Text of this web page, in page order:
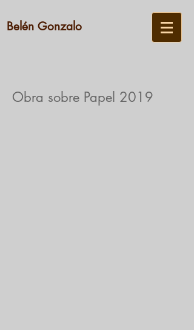
Belén Gonzalo
Obra sobre Papel 2019